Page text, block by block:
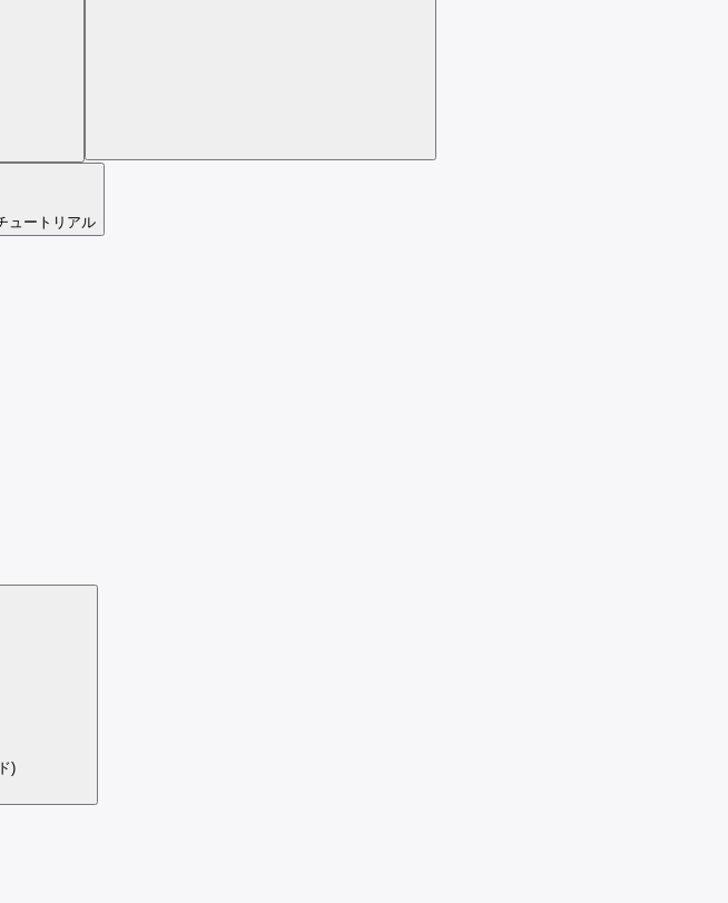
ュートリアル
)